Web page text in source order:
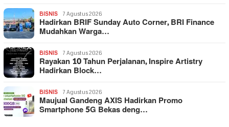
BISNIS 7 Agustus 2026
Hadirkan BRIF Sunday Auto Corner, BRI Finance
Mudahkan Warga…
BISNIS 7 Agustus 2026
Rayakan 10 Tahun Perjalanan, Inspire Artistry
Hadirkan Block…
BISNIS 7 Agustus 2026
Maujual Gandeng AXIS Hadirkan Promo
Smartphone 5G Bekas deng…